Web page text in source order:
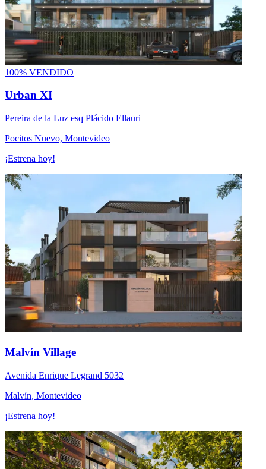
100% VENDIDO
Urban XI
Pereira de la Luz esq Plácido Ellauri
Pocitos Nuevo, Montevideo
¡Estrena hoy!
Malvín Village
Avenida Enrique Legrand 5032
Malvín, Montevideo
¡Estrena hoy!